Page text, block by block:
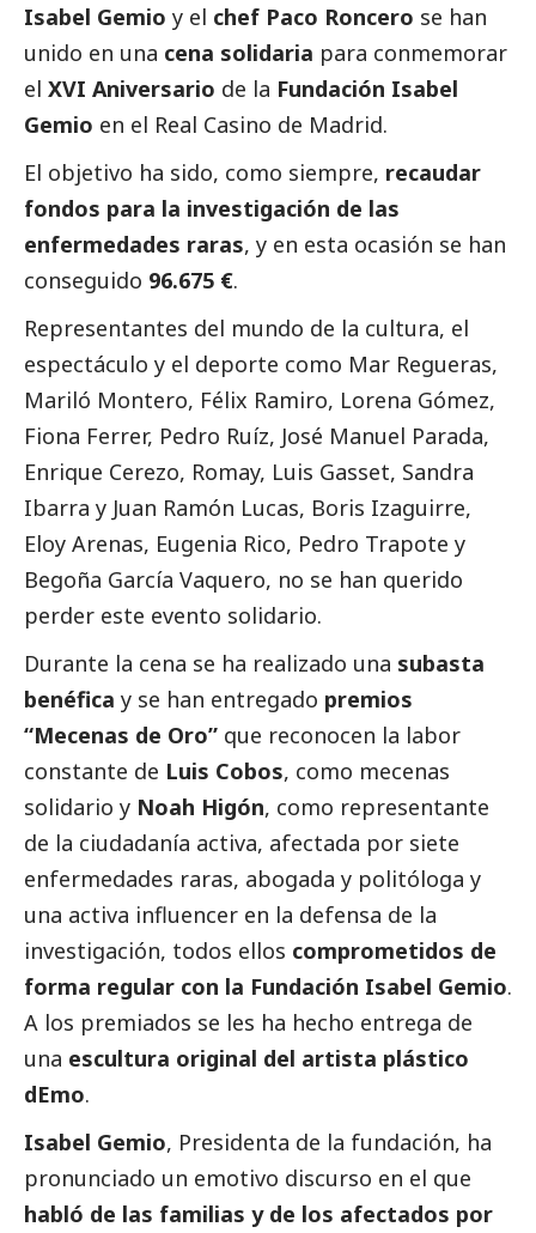
Isabel Gemio y el chef Paco Roncero se han
unido en una cena solidaria para conmemorar
el XVI Aniversario de la Fundación Isabel
Gemio en el Real Casino de Madrid.
El objetivo ha sido, como siempre, recaudar
fondos para la investigación de las
enfermedades raras, y en esta ocasión se han
conseguido 96.675 €.
Representantes del mundo de la cultura, el
espectáculo y el deporte como Mar Regueras,
Mariló Montero, Félix Ramiro, Lorena Gómez,
Fiona Ferrer, Pedro Ruíz, José Manuel Parada,
Enrique Cerezo, Romay, Luis Gasset, Sandra
Ibarra y Juan Ramón Lucas, Boris Izaguirre,
Eloy Arenas, Eugenia Rico, Pedro Trapote y
Begoña García Vaquero, no se han querido
perder este evento solidario.
Durante la cena se ha realizado una subasta
benéfica y se han entregado premios
“Mecenas de Oro” que reconocen la labor
constante de Luis Cobos, como mecenas
solidario y Noah Higón, como representante
de la ciudadanía activa, afectada por siete
enfermedades raras, abogada y politóloga y
una activa influencer en la defensa de la
investigación, todos ellos comprometidos de
forma regular con la Fundación Isabel Gemio.
A los premiados se les ha hecho entrega de
una escultura original del artista plástico
dEmo.
Isabel Gemio, Presidenta de la fundación, ha
pronunciado un emotivo discurso en el que
habló de las familias y de los afectados por